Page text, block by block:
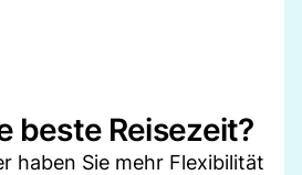
beste Reisezeit?
haben Sie mehr Flexibilität